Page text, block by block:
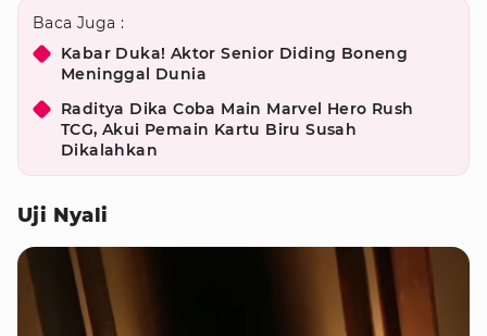
Baca Juga :
Kabar Duka! Aktor Senior Diding Boneng
Meninggal Dunia
Raditya Dika Coba Main Marvel Hero Rush
TCG, Akui Pemain Kartu Biru Susah
Dikalahkan
Uji Nyali